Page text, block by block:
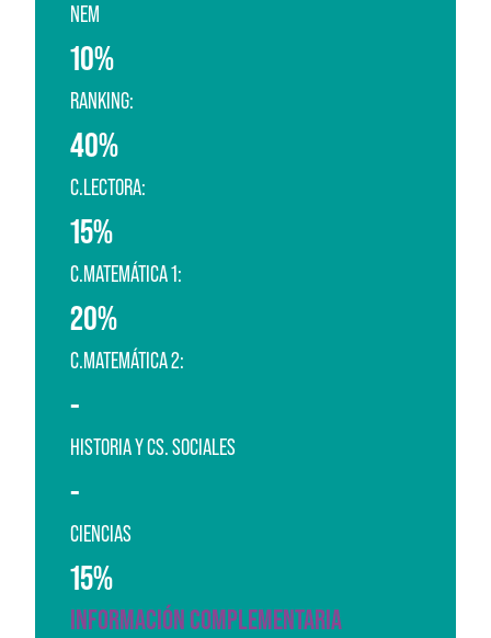
NEM
10%
RANKING:
40%
C.LECTORA:
15%
C.MATEMÁTICA 1:
20%
C.MATEMÁTICA 2:
-
HISTORIA Y CS. SOCIALES
-
CIENCIAS
15%
INFORMACIÓN COMPLEMENTARIA